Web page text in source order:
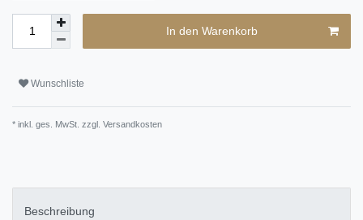
In den Warenkorb
Wunschliste
* inkl. ges. MwSt. zzgl. Versandkosten
Beschreibung